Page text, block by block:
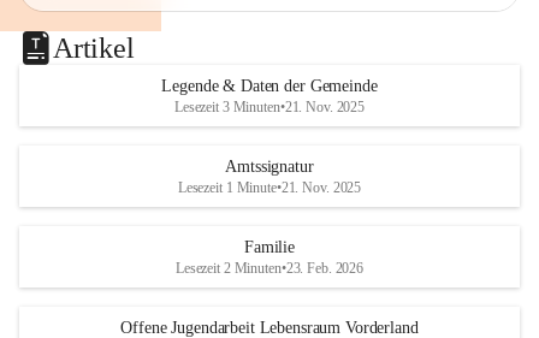
Artikel
Legende & Daten der Gemeinde
Lesezeit 3 Minuten•21. Nov. 2025
Amtssignatur
Lesezeit 1 Minute•21. Nov. 2025
Familie
Lesezeit 2 Minuten•23. Feb. 2026
Offene Jugendarbeit Lebensraum Vorderland